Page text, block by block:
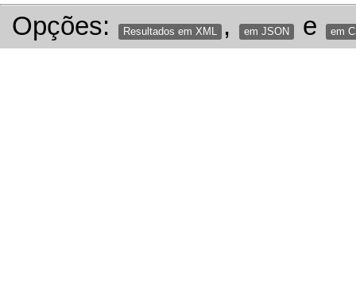
Opções: Resultados em XML , em JSON e em